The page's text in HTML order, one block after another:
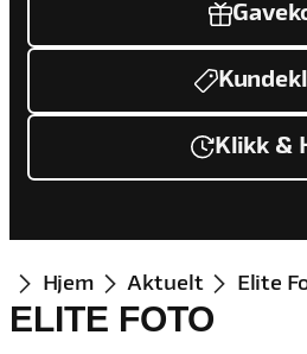
Klikk &
Hjem Aktuelt Elite
ELITE FOTO